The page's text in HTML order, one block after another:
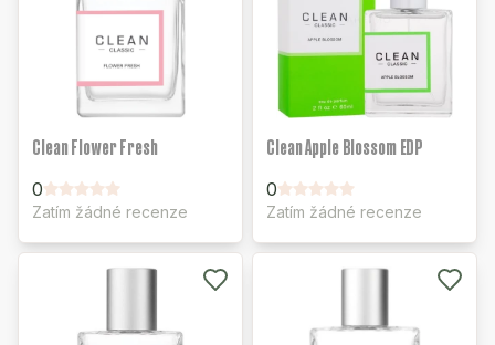
Clean Flower Fresh
0
Zatím žádné recenze
Clean Apple Blossom EDP
0
Zatím žádné recenze